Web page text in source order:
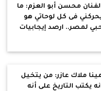
محسن أبو العزم: ما
فى كل لوحاتي هو
لمصر.. ارصد إيجابيات
عليها هى حب الناس لفني
ملاك عازر: من يتخيل
يكتب التاريخ على أنه